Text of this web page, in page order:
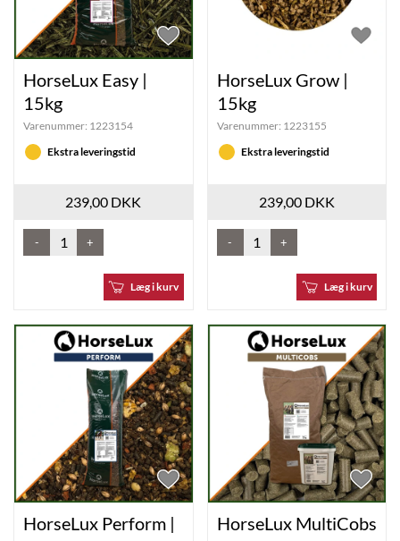
HorseLux Easy |
15kg
Varenummer: 1223154
Ekstra leveringstid
239,00 DKK
- +
Læg i kurv
HorseLux Grow |
15kg
Varenummer: 1223155
Ekstra leveringstid
239,00 DKK
- +
Læg i kurv
HorseLux Perform |
HorseLux MultiCobs